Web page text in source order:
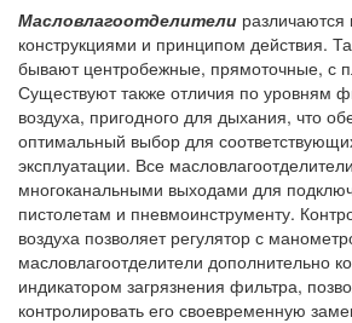
Масловлагоотделители
конструкциями и принципом действия.
бывают центробежные, прямоточные, с
Существуют также отличия по уровням
воздуха, пригодного для дыхания, что
оптимальный выбор для
эксплуатации. Все
многоканальными выходами для
пистолетам и пневмоинструменту.
воздуха позволяет регулятор с
масловлагоотделители дополнительно
индикатором загрязнения фильтра,
контролировать его своевременную